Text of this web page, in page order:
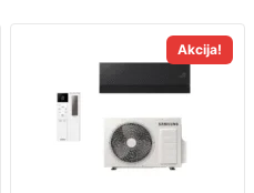
Akcija!
product
has
multiple
variants.
The